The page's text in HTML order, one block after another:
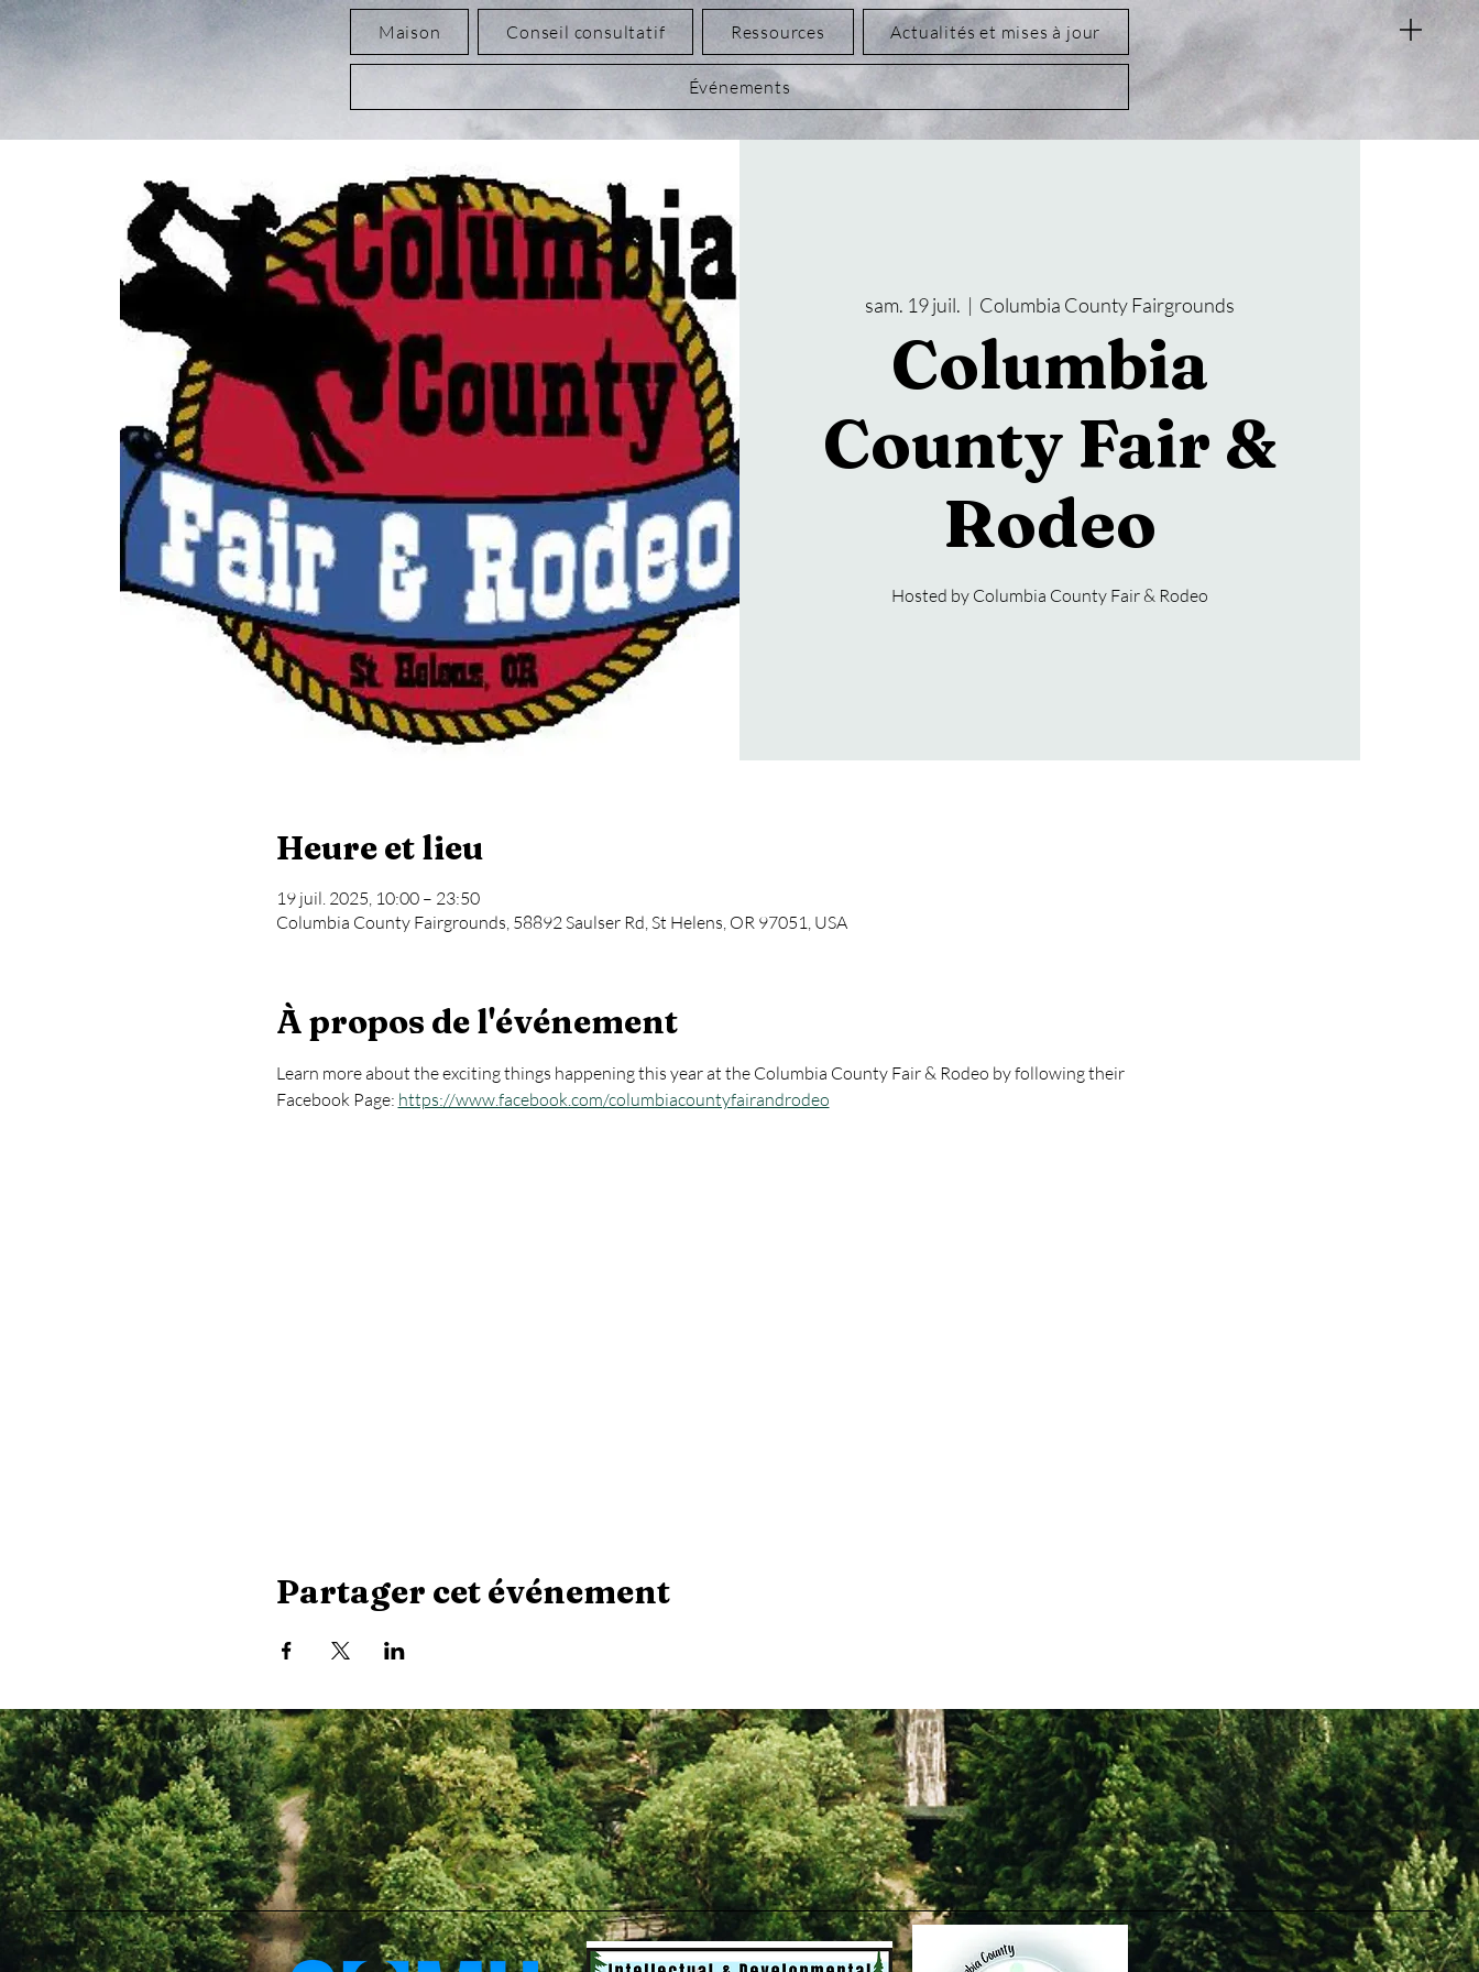
Maison Conseil consultatif Ressources Actualités et mises à jour
Événements
sam. 19 juil.
  |
Columbia County Fairgrounds
Columbia
County Fair &
Rodeo
Hosted by Columbia County Fair & Rodeo
Heure et lieu
19 juil. 2025, 10:00 – 23:50
Columbia County Fairgrounds, 58892 Saulser Rd, St Helens, OR 97051, USA
À propos de l'événement
Learn more about the exciting things happening this year at the Columbia County Fair & Rodeo by following their
Facebook Page: https://www.facebook.com/columbiacountyfairandrodeo
Partager cet événement